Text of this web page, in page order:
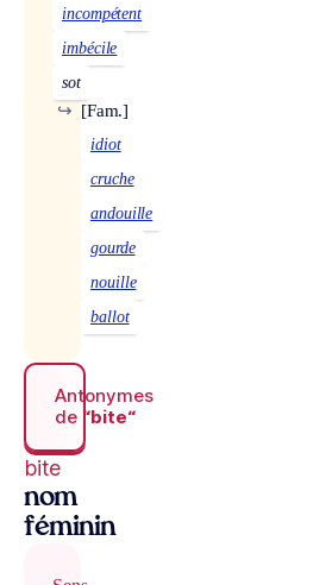
incompétent
imbécile
sot
[Fam.]
↪
idiot
cruche
andouille
gourde
nouille
ballot
Antonymes
de “bite“
bite
nom
féminin